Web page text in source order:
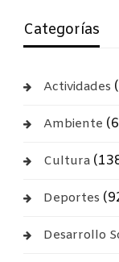
Categorías
Actividades
Ambiente
Cultura
Deportes
Desarrollo